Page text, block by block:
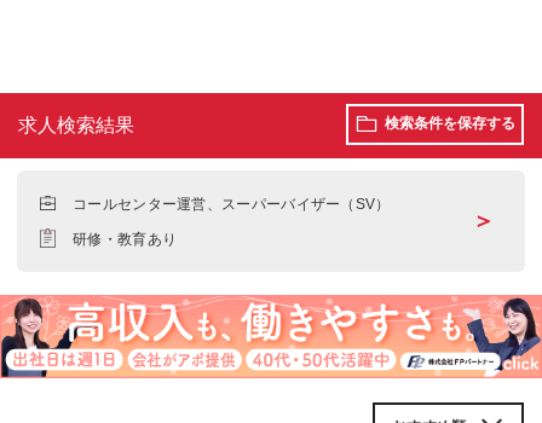
求人検索結果 検索条件を保存する
コールセンター運営、スーパーバイザー（SV）
研修・教育あり
＞